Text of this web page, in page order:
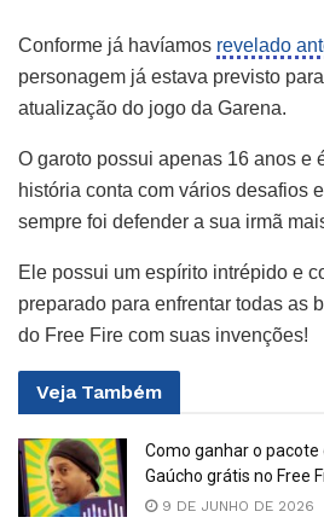
Conforme já havíamos revelado
personagem já estava previsto
atualização do jogo da Garena.
O garoto possui apenas 16 anos e
história conta com vários desafios
sempre foi defender a sua irmã
Ele possui um espírito intrépido e
preparado para enfrentar todas as
do Free Fire com suas invenções!
Veja Também
Como ganhar o pacote
Gaúcho grátis no Free
9 DE JUNHO DE 2026